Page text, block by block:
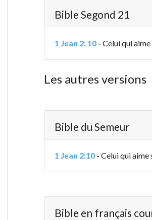
Bible Segond 21
1 Jean 2: 10- Celui qui
Les autres versions
Bible du Semeur
1 Jean 2:10- Celui qui aime
Bible en français